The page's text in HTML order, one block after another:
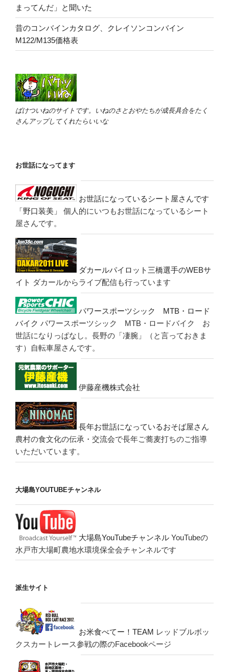
まってんだ」と聞いた
昔のコンバインカタログ、クレイソンコンバイン
M122/M135価格表
ばけついねのサイトです。いねのさとおやたちが成長具合をたく
さんアップしてくれたらいいな
お世話になってます
お世話になっているシート屋さんです
「野口装美」
個人的にいつもお世話になっているシート
屋さんです。
ダカールパイロット三橋選手のWEBサ
イト ダカールからライブ配信も行っています
パワースポーツシック MTB・ロード
バイク パワースポーツシック MTB・ロードバイク お
世話になりっぱなし。長野の「凄腕」（と言っておきま
す）自転車屋さんです。
伊藤産機株式会社
長年お世話になっているおそば屋さん
農村の食文化の伝承・交流会で長年ご蕎麦打ちのご指導
いただいています。
大場島YOUTUBEチャンネル
大場島YouTubeチャンネル YouTubeの
水戸市大場町農地水環境保全会チャンネルです
派生サイト
お米食べてー！TEAM レッドブルボッ
クスカートレース参戦の際のFacebookページ